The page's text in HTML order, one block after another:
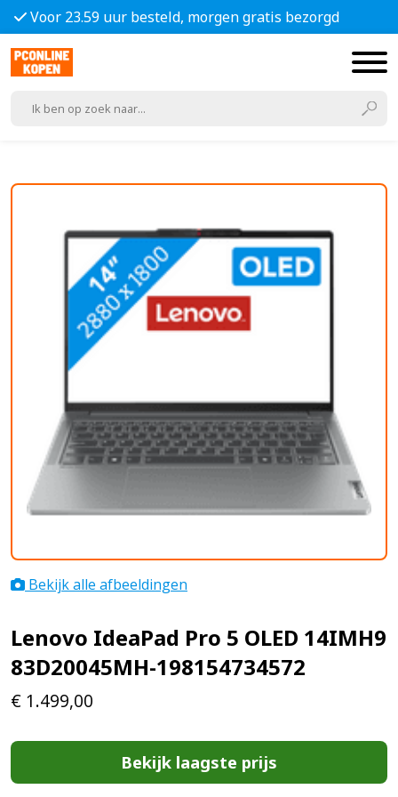
Voor 23.59 uur besteld, morgen gratis bezorgd
Bekijk alle afbeeldingen
Lenovo IdeaPad Pro 5 OLED 14IMH9
83D20045MH-198154734572
€ 1.499,00
Bekijk laagste prijs